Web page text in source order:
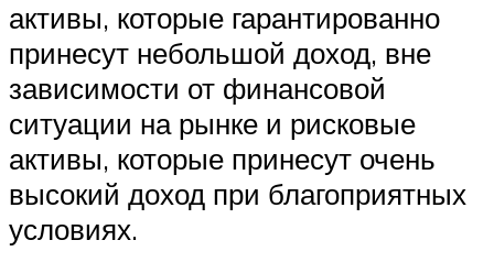
активы, которые гарантированно
принесут небольшой доход, вне
зависимости от финансовой
ситуации на рынке и рисковые
активы, которые принесут очень
высокий доход при благоприятных
условиях.